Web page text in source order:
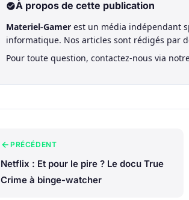
À propos de cette publication
Materiel-Gamer est un média indépendant
informatique. Nos articles sont rédigés par
Pour toute question, contactez-nous via
PRÉCÉDENT
Netflix : Et pour le pire ? Le docu True
Crime à binge-watcher